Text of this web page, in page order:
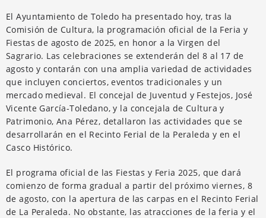
El Ayuntamiento de Toledo ha presentado hoy, tras la
Comisión de Cultura, la programación oficial de la Feria y
Fiestas de agosto de 2025, en honor a la Virgen del
Sagrario. Las celebraciones se extenderán del 8 al 17 de
agosto y contarán con una amplia variedad de actividades
que incluyen conciertos, eventos tradicionales y un
mercado medieval. El concejal de Juventud y Festejos, José
Vicente García-Toledano, y la concejala de Cultura y
Patrimonio, Ana Pérez, detallaron las actividades que se
desarrollarán en el Recinto Ferial de la Peraleda y en el
Casco Histórico.
El programa oficial de las Fiestas y Feria 2025, que dará
comienzo de forma gradual a partir del próximo viernes, 8
de agosto, con la apertura de las carpas en el Recinto Ferial
de La Peraleda. No obstante, las atracciones de la feria y el